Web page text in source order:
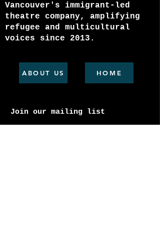
Vancouver's immigrant-led
theatre company, amplifying
refugee and multicultural
voices since 2013.
ABOUT US HOME
Join our mailing list
Email